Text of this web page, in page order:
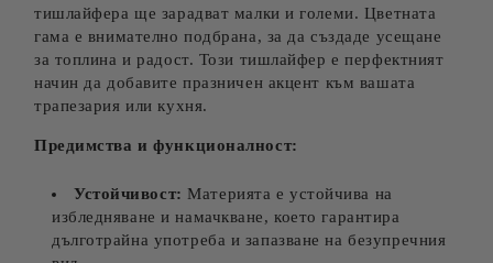
тишлайфера ще зарадват малки и големи. Цветната
гама е внимателно подбрана, за да създаде усещане
за топлина и радост. Този тишлайфер е перфектният
начин да добавите празничен акцент към вашата
трапезария или кухня.
Предимства и функционалност:
Устойчивост: Материята е устойчива на
избледняване и намачкване, което гарантира
дълготрайна употреба и запазване на безупречния